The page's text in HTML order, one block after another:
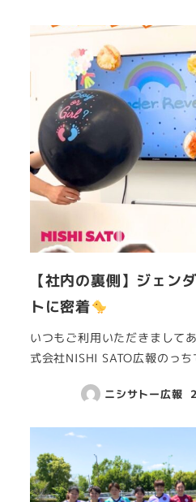
【社内の裏側】ジェン
トに密着
いつもご利用いただきまして
式会社NISHI SATO広報のっち
ニシサトー広報